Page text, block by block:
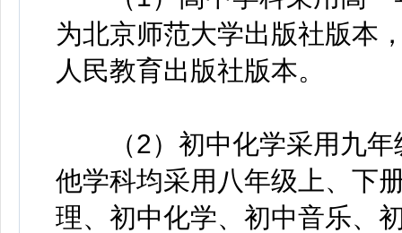
为北京师范大学出版社版本
人民教育出版社版本。
（2）初中化学采用九年
他学科均采用八年级上、下
理、初中化学、初中音乐、